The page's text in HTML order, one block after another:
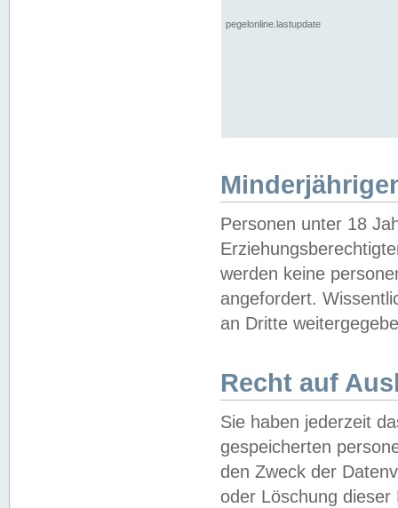
pegelonline.lastupdate
Personen unter 18
werden keine
angefordert.
an Dritte
Recht auf
Sie haben jederzeit
gespeicherten
den Zweck der
oder Löschung